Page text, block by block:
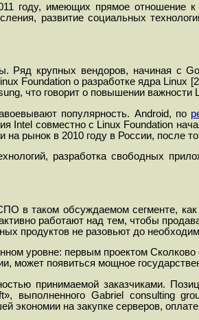
году, имеющих прямое
развитие социальных
Ряд крупных вендоров, начиная с
Foundation о разработке ядра Linux
что говорит о повышении
популярность. Android, по
совместно с Linux Foundation
рынок в 2010 году в России, после
разработка свободных
в таком обсуждаемом сегменте,
работают над тем, чтобы
продуктов не разовьют до
уровне: первым проектом
может появиться мощное
принимаемой заказчиками.
выполненного Gabriel consulting
на закупке серверов,